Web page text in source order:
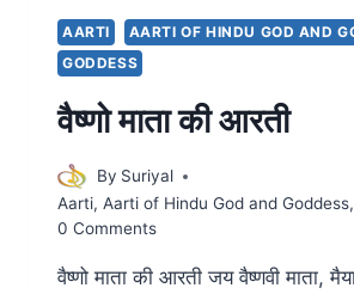
AARTI
AARTI OF HINDU GOD AND
GODDESS
वैष्णो माता की आरती
By Suriyal
Aarti, Aarti of Hindu God and Goddess,
0 Comments
वैष्णो माता की आरती जय वैष्णवी माता,